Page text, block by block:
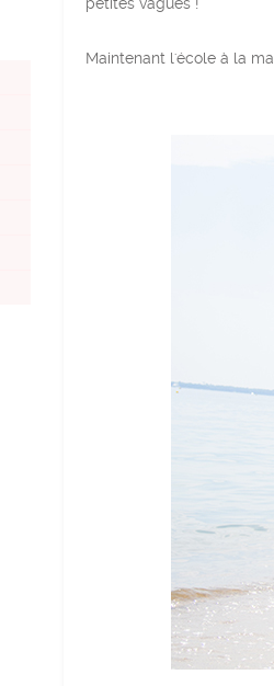
Maintenant l'école à la